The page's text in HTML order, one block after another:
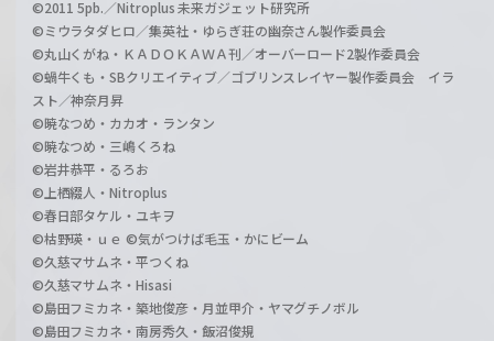
©2011 5pb.／Nitroplus 未来ガジェット研究所
©ミウラタダヒロ／集英社・ゆらぎ荘の幽奈さん製作委員会
©丸山くがね・ＫＡＤＯＫＡＷＡ刊／オーバーロード2製作委員会
©蝸牛くも・SBクリエイティブ／ゴブリンスレイヤー製作委員会 イラ
スト／神奈月昇
©暁なつめ・カカオ・ランタン
©暁なつめ・三嶋くろね
©岩井恭平・るろお
©上栖綴人・Nitroplus
©春日部タケル・ユキヲ
©枯野瑛・ｕｅ ©気がつけば毛玉・かにビーム
©久慈マサムネ・平つくね
©久慈マサムネ・Hisasi
©島田フミカネ・築地俊彦・月並甲介・ヤマグチノボル
©島田フミカネ・南房秀久・飯沼俊規